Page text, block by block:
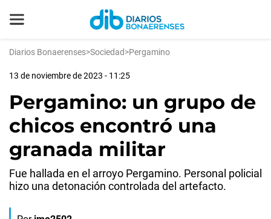
Diarios Bonaerenses>Sociedad>Pergamino
13 de noviembre de 2023 - 11:25
Pergamino: un grupo de
chicos encontró una
granada militar
Fue hallada en el arroyo Pergamino. Personal policial
hizo una detonación controlada del artefacto.